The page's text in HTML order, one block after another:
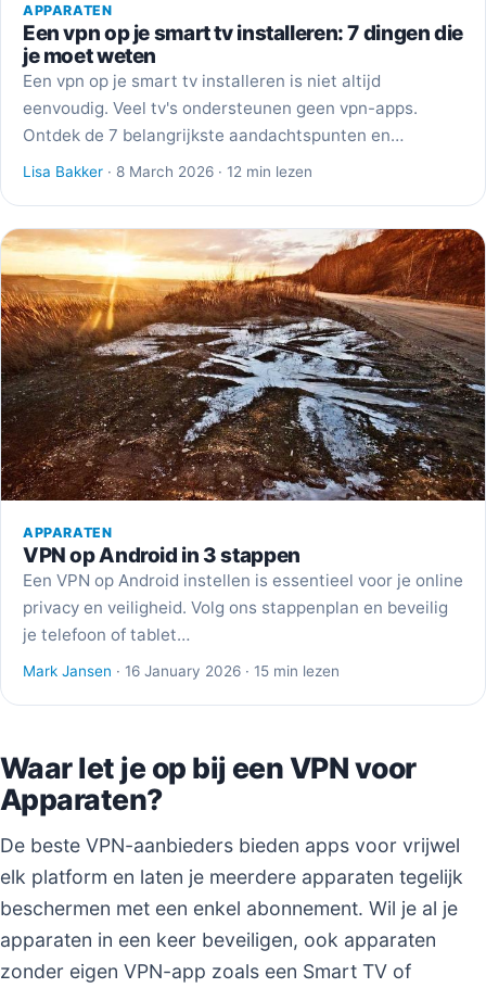
APPARATEN
Een vpn op je smart tv installeren: 7 dingen die
je moet weten
Een vpn op je smart tv installeren is niet altijd
eenvoudig. Veel tv's ondersteunen geen vpn-apps.
Ontdek de 7 belangrijkste aandachtspunten en…
Lisa Bakker · 8 March 2026 · 12 min lezen
APPARATEN
VPN op Android in 3 stappen
Een VPN op Android instellen is essentieel voor je online
privacy en veiligheid. Volg ons stappenplan en beveilig
je telefoon of tablet…
Mark Jansen · 16 January 2026 · 15 min lezen
Waar let je op bij een VPN voor
Apparaten?
De beste VPN-aanbieders bieden apps voor vrijwel
elk platform en laten je meerdere apparaten tegelijk
beschermen met een enkel abonnement. Wil je al je
apparaten in een keer beveiligen, ook apparaten
zonder eigen VPN-app zoals een Smart TV of